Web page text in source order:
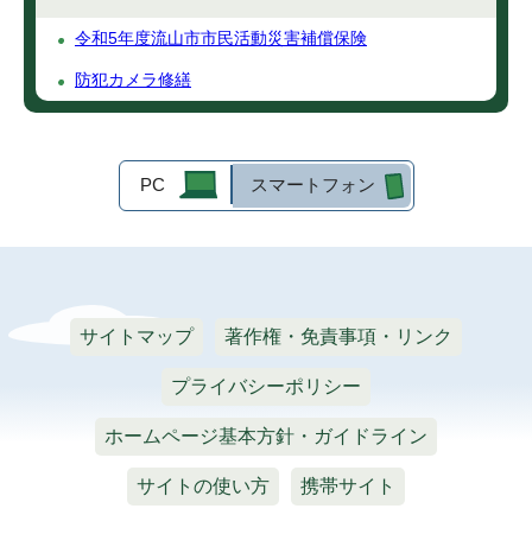
令和5年度流山市市民活動災害補償保険
防犯カメラ修繕
PC スマートフォン
サイトマップ 著作権・免責事項・リンク
プライバシーポリシー
ホームページ基本方針・ガイドライン
サイトの使い方 携帯サイト